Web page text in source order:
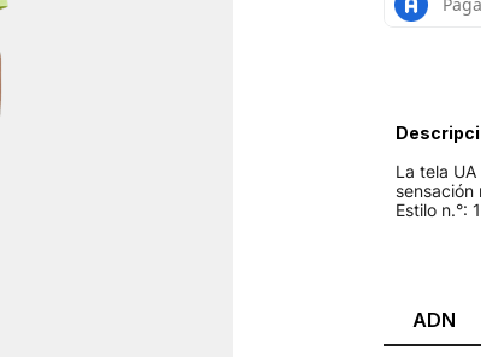
La tela
sensación
Estilo n.°:
ADN